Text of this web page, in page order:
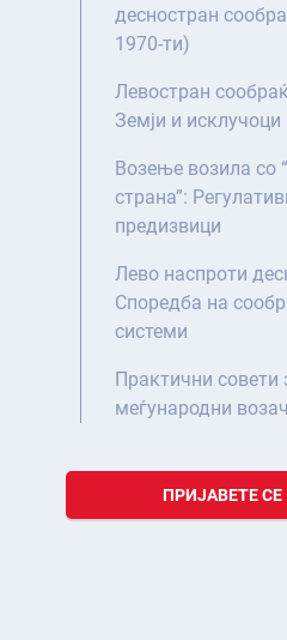
десностран
1970-ти)
Левостран
Земји и исклучоци
Возење возила со
страна”:
предизвици
Лево наспроти
Споредба на
системи
Практични совети
меѓународни
ПРИЈАВЕТЕ СЕ